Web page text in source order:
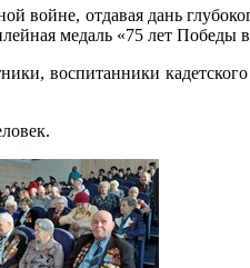
войне, отдавая дань
медаль «75 лет Победы
воспитанники